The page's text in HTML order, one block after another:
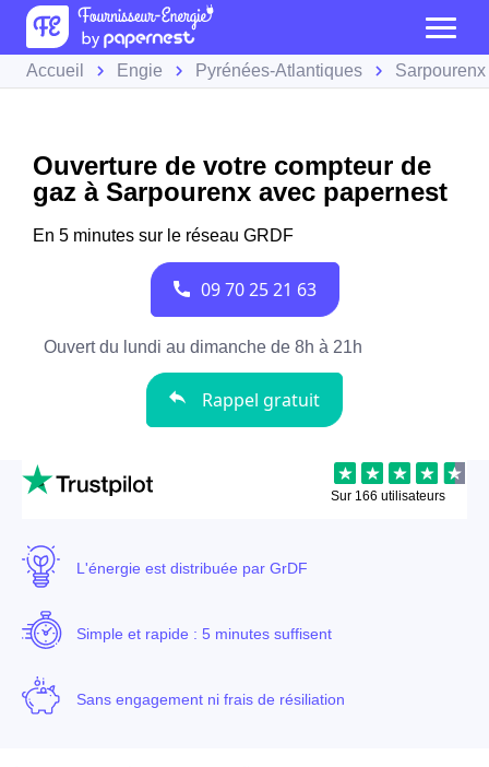
Accueil Engie Pyrénées-Atlantiques Sarpourenx